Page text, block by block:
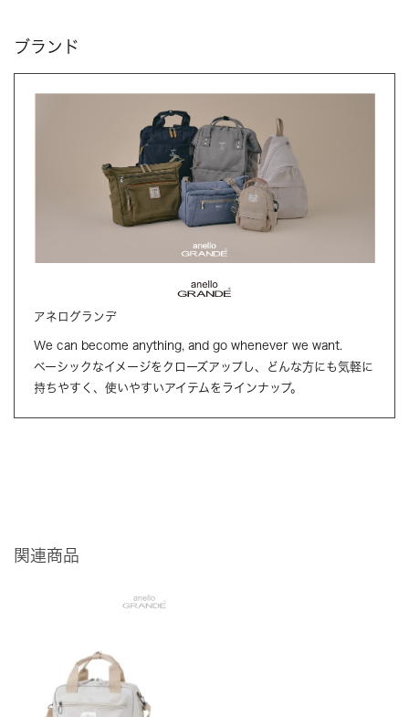
ブランド
アネログランデ
We can become anything, and go whenever we want.
ベーシックなイメージをクローズアップし、どんな方にも気軽に
持ちやすく、使いやすいアイテムをラインナップ。
関連商品